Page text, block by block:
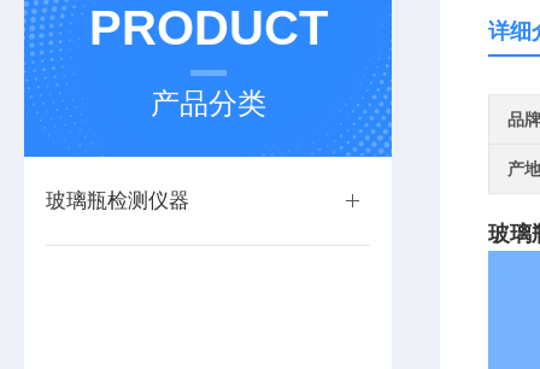
PRODUCT
产品分类
玻璃瓶检测仪器
详细
品牌
产
玻璃